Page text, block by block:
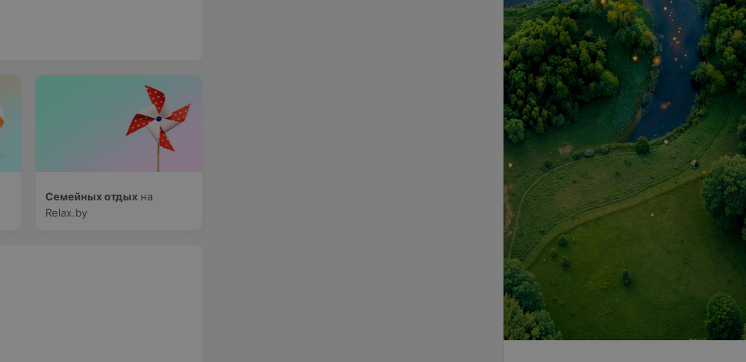
Семейных отдых на
Relax.by